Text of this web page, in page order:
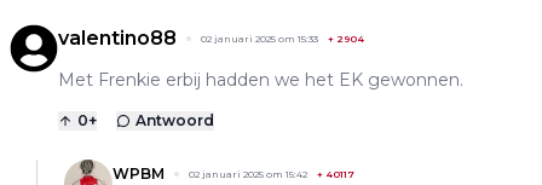
valentino88 02 januari 2025 om 15:33 + 2904
Met Frenkie erbij hadden we het EK gewonnen.
0+ Antwoord
WPBM 02 januari 2025 om 15:42 + 40117